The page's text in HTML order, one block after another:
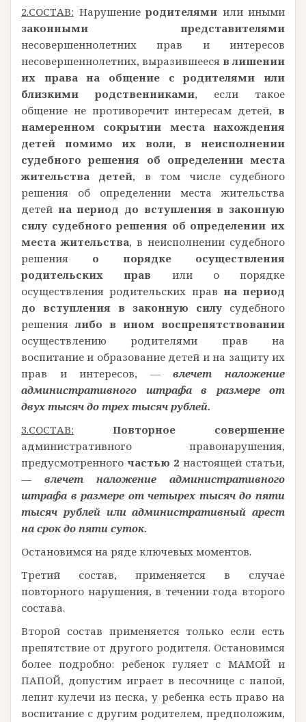
2.СОСТАВ: Нарушениеродителями или иными
законными представителями
несовершеннолетних прав и интересов
несовершеннолетних, выразившееся в лишении
их права на общение с родителями или
близкими родственниками, если такое
общение не противоречит интересам детей, в
намеренном сокрытии места нахождения
детей помимо их воли,в неисполнении
судебного решения об определении места
жительства детей, в том числе судебного
решения об определении места жительства
детей на период до вступления в законную
силу судебного решения об определении их
места жительства, в неисполнении судебного
решения о порядке осуществления
родительских прав или о порядке
осуществления родительских прав на период
до вступления в законную силу судебного
решениялибо в ином воспрепятствовании
осуществлению родителями прав на
воспитание и образование детей и на защиту их
прав и интересов, —влечет наложение
административного штрафа в размере от
двух тысяч до трех тысяч рублей.
3.СОСТАВ:
Повторное совершение
административного правонарушения,
предусмотренного частью 2 настоящей статьи,
— влечет наложение административного
штрафа в размере от четырех тысяч до пяти
тысяч рублей или административный арест
на срок до пяти суток.
Остановимся на ряде ключевых моментов.
Третий состав, применяется в случае
повторного нарушения, в течении года второго
состава.
Второй состав применяется только если есть
препятствие от другого родителя. Остановимся
более подробно: ребенок гуляет с МАМОЙ и
ПАПОЙ, допустим играет в песочнице с папой,
лепит кулечи из песка, у ребенка есть право на
воспитание с другим родителем, предположим,